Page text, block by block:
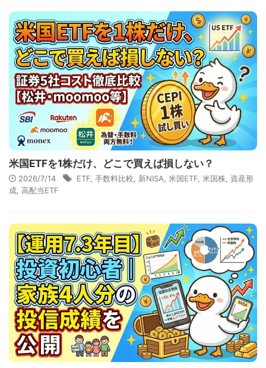
米国ETFを1株だけ、どこで買えば損しない？
2026/7/14 ETF 手数料比較 新NISA 米国ETF 米国株 資産形
成 高配当ETF